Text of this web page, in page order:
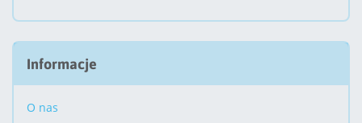
Informacje
O nas